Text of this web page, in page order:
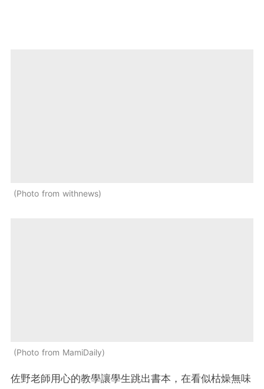
Photo from withnews
Photo from MamiDaily
佐野老師用心的教學讓學生跳出書本，在看似枯燥無味